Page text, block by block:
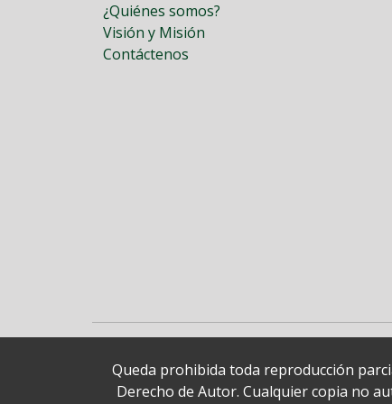
¿Quiénes somos?
Visión y Misión
Contáctenos
Queda prohibida toda reproducción
Derecho de Autor. Cualquier copia no